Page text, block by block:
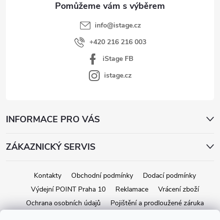
info@istage.cz
+420 216 216 003
iStage FB
istage.cz
INFORMACE PRO VÁS
ZÁKAZNICKÝ SERVIS
Kontakty Obchodní podmínky
Dodací podmínky
Výdejní POINT Praha 10
Reklamace
Vrácení zboží
Ochrana osobních údajů
Pojištění a prodloužené záruka